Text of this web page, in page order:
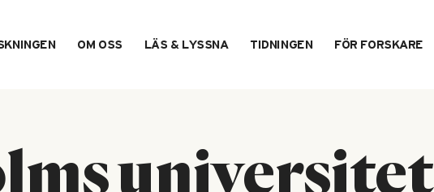
OM OSS LÄS & LYSSNA TIDNINGEN FÖR FORSKARE
universitet